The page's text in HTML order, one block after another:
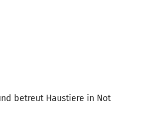
betreut Haustiere in Not